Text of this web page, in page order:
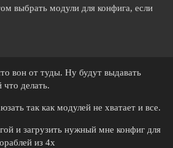
выбрать модули для конфига, если
вон от туды. Ну будут выдавать
делать.
так как модулей не хватает и все.
и загрузить нужный мне конфиг для
из 4х